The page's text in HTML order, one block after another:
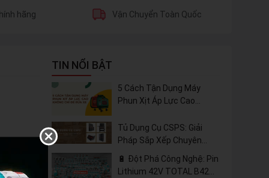
hãng Vận Chuyển Toàn Quốc
TIN NỔI BẬT
5 Cách Tận Dụng Máy
Phun Xịt Áp Lực Cao
Tủ Dụng Cụ CSPS: Giải
Pháp Sắp Xếp Chuyên
Nghiệp Cho Mọi Xưởng Cơ
Khí
🔋 Đột Phá Công Nghệ: Pin
Lithium 42V TOTAL B42M